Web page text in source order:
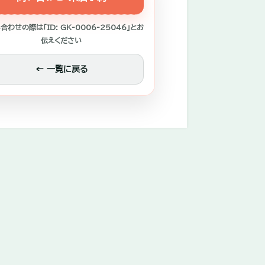
合わせの際は「ID: GK-0006-25046」とお
伝えください
← 一覧に戻る